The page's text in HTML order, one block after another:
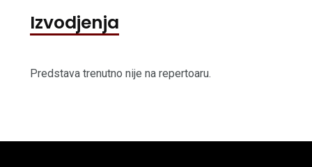
Izvodjenja
Predstava trenutno nije na repertoaru.